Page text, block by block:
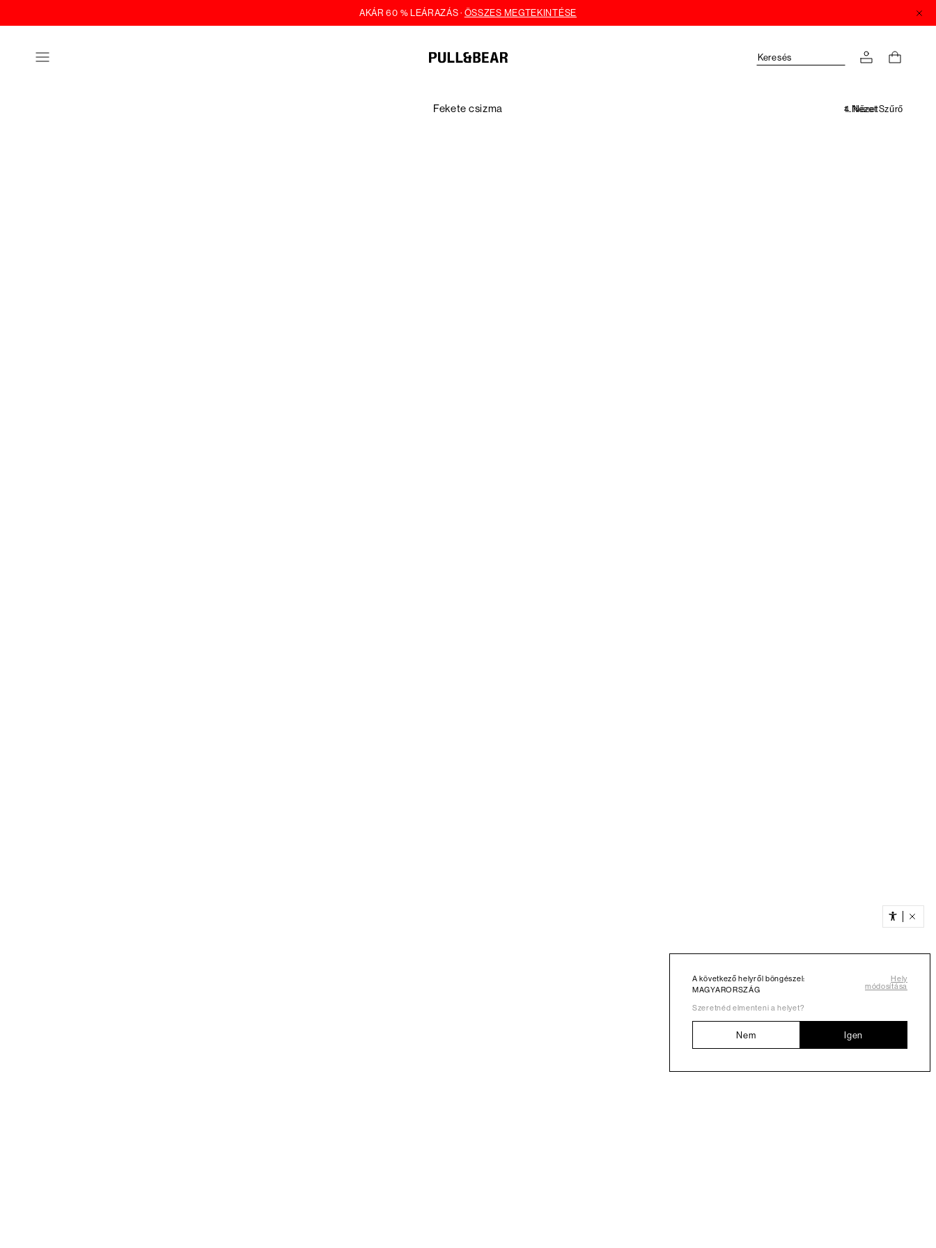
Keresés
Fekete csizma Szűrő
A következő helyről böngészel:
MAGYARORSZÁG
Hely
módosítása
Szeretnéd elmenteni a helyet?
Nem Igen